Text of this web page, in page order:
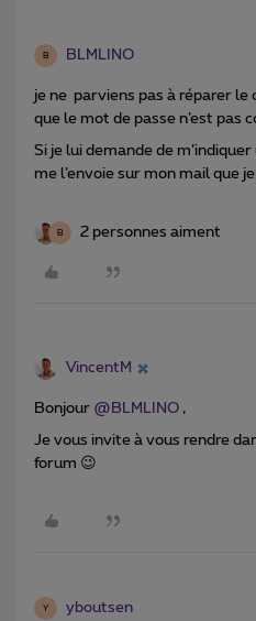
B BLMLINO
je ne parviens pas à réparer le
que le mot de passe n’est pas
Si je lui demande de
me l’envoie sur mon mail que
B 2 personnes aiment
VincentM
Bonjour @BLMLINO ,
Je vous invite à vous rendre
forum 😉
Y yboutsen